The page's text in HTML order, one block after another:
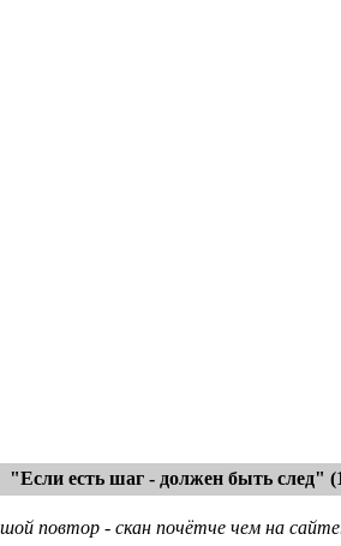
"Если есть шаг - должен быть след"
повтор - скан почётче чем на